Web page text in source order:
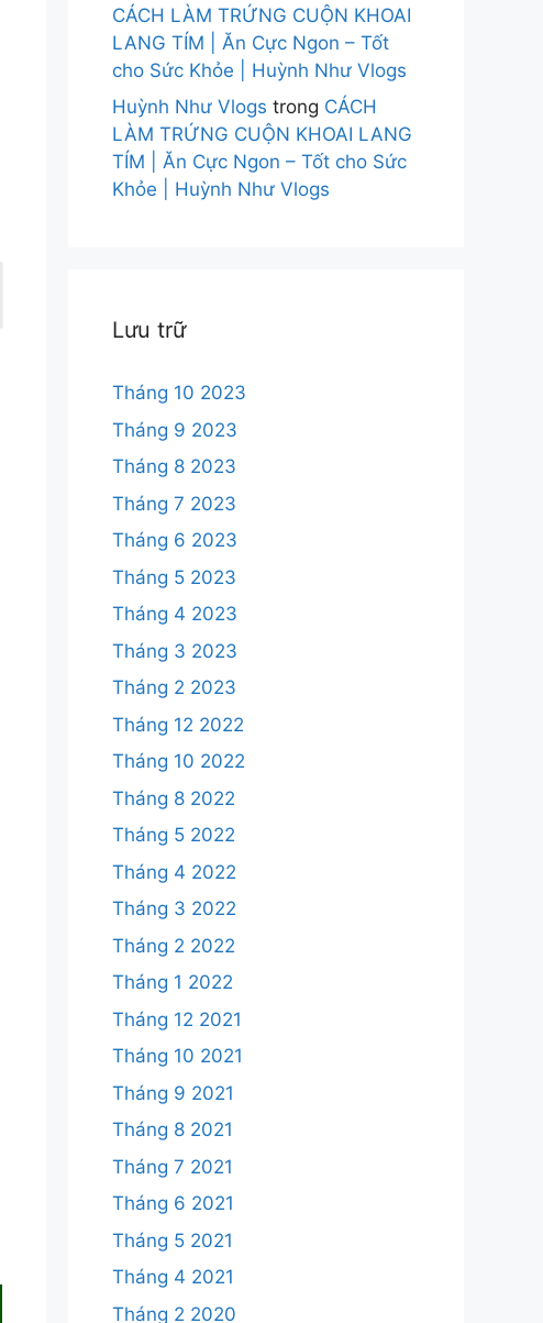
CÁCH LÀM TRỨNG CUỘN KHOAI
LANG TÍM | Ăn Cực Ngon – Tốt
cho Sức Khỏe | Huỳnh Như Vlogs
Huỳnh Như Vlogs trong CÁCH
LÀM TRỨNG CUỘN KHOAI LANG
TÍM | Ăn Cực Ngon – Tốt cho Sức
Khỏe | Huỳnh Như Vlogs
Lưu trữ
Tháng 10 2023
Tháng 9 2023
Tháng 8 2023
Tháng 7 2023
Tháng 6 2023
Tháng 5 2023
Tháng 4 2023
Tháng 3 2023
Tháng 2 2023
Tháng 12 2022
Tháng 10 2022
Tháng 8 2022
Tháng 5 2022
Tháng 4 2022
Tháng 3 2022
Tháng 2 2022
Tháng 1 2022
Tháng 12 2021
Tháng 10 2021
Tháng 9 2021
Tháng 8 2021
Tháng 7 2021
Tháng 6 2021
Tháng 5 2021
Tháng 4 2021
Tháng 2 2020